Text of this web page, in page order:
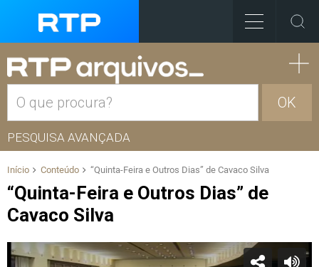
OK
PESQUISA AVANÇADA
Início Conteúdo “Quinta-Feira e Outros Dias” de Cavaco Silva
“Quinta-Feira e Outros Dias” de
Cavaco Silva